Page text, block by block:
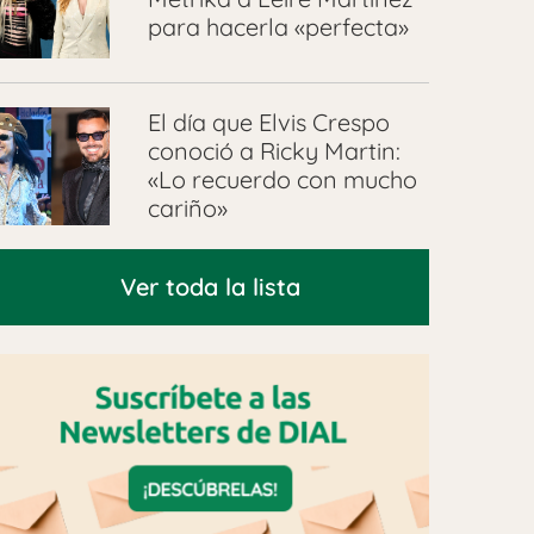
para hacerla «perfecta»
El día que Elvis Crespo
conoció a Ricky Martin:
«Lo recuerdo con mucho
cariño»
Ver toda la lista